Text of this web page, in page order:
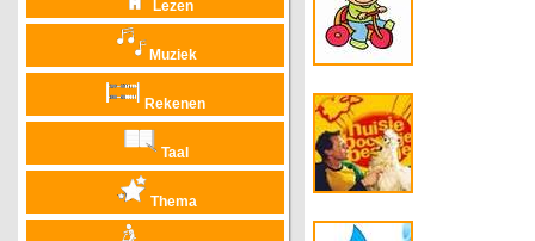
Lezen
Muziek
Rekenen
Taal
Thema